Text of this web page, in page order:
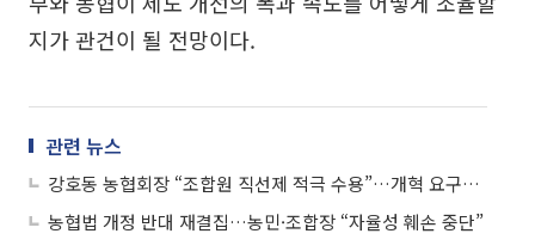
지가 관건이 될 전망이다.
관련 뉴스
강호동 농협회장 “조합원 직선제 적극 수용”…개혁 요구에 응답
농협법 개정 반대 재결집…농민·조합장 “자율성 훼손 중단”